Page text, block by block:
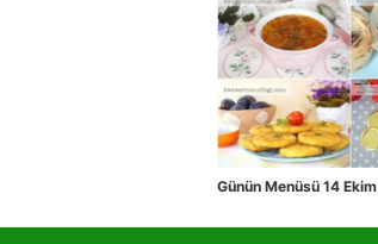
Günün Menüsü 14 Ekim